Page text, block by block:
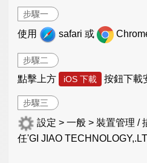
步驟一
使用 safari 或
步驟二
點擊上方 iOS 下載 按鈕下載
步驟三
設定 > 一般 > 裝置管理 /
任'GI JIAO